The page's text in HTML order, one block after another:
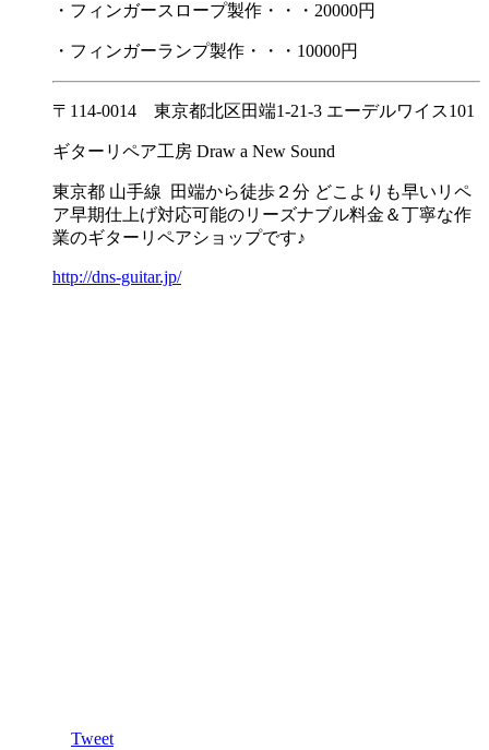
・フィンガースロープ製作・・・20000円
・フィンガーランプ製作・・・10000円
〒114-0014 東京都北区田端1-21-3 エーデルワイス101
ギターリペア工房 Draw a New Sound
東京都 山手線 田端から徒歩２分 どこよりも早いリペ
ア早期仕上げ対応可能のリーズナブル料金＆丁寧な作
業のギターリペアショップです♪
http://dns-guitar.jp/
Tweet